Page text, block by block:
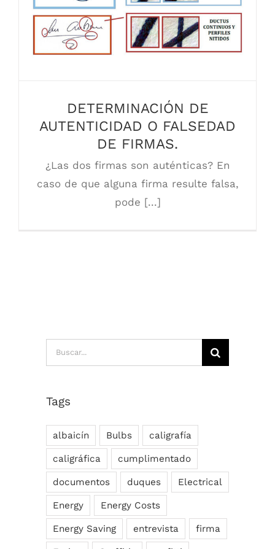
DETERMINACIÓN DE AUTENTICIDAD O
FALSEDAD DE FIRMAS.
DETERMINACIÓN DE
AUTENTICIDAD O FALSEDAD
DE FIRMAS.
¿Las dos firmas son auténticas? En
caso de que alguna firma resulte falsa,
pode [...]
Buscar:
Tags
albaicín Bulbs caligrafía
caligráfica cumplimentado
documentos duques Electrical
Energy Energy Costs
Energy Saving entrevista firma